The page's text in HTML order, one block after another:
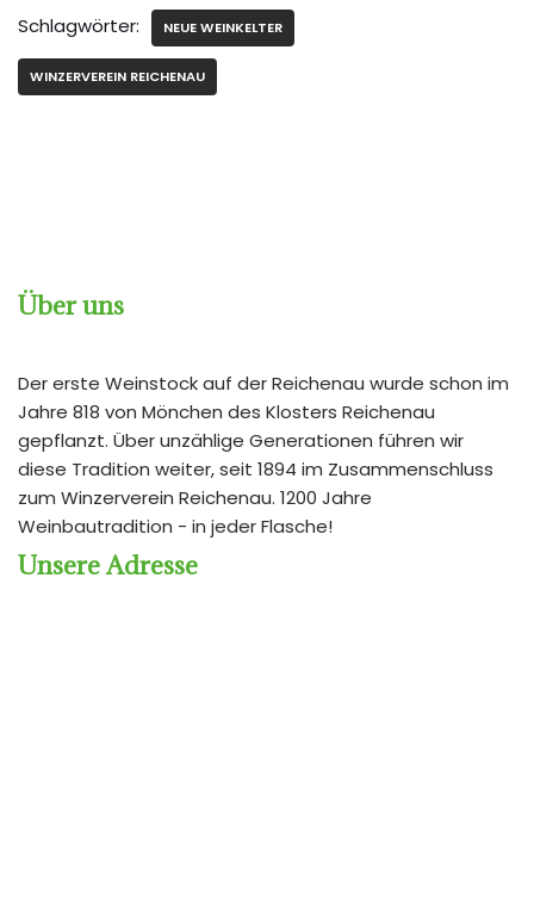
Schlagwörter: NEUE WEINKELTER
WINZERVEREIN REICHENAU
Über uns
Der erste Weinstock auf der Reichenau wurde schon im
Jahre 818 von Mönchen des Klosters Reichenau
gepflanzt. Über unzählige Generationen führen wir
diese Tradition weiter, seit 1894 im Zusammenschluss
zum Winzerverein Reichenau. 1200 Jahre
Weinbautradition - in jeder Flasche!
Unsere Adresse